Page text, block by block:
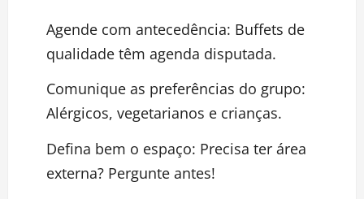
Agende com antecedência: Buffets de
qualidade têm agenda disputada.
Comunique as preferências do grupo:
Alérgicos, vegetarianos e crianças.
Defina bem o espaço: Precisa ter área
externa? Pergunte antes!